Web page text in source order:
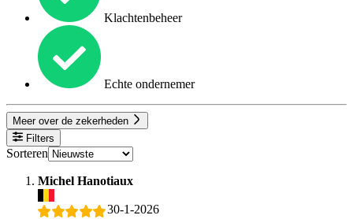
Klachtenbeheer
Echte ondernemer
Meer over de zekerheden
Filters
Sorteren
Michel Hanotiaux
30-1-2026